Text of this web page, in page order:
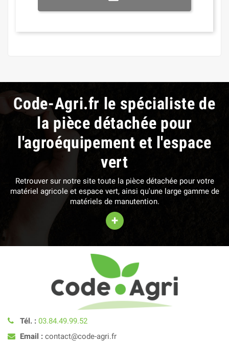
Code-Agri.fr le spécialiste de
la pièce détachée pour
l'agroéquipement et l'espace
vert
Retrouver sur notre site toute la pièce détachée pour votre
matériel agricole et espace vert, ainsi qu'une large gamme de
matériels de manutention.
+
Tél. : 03.84.49.99.52
Email : contact@code-agri.fr